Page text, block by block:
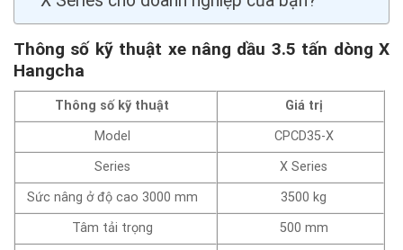
Thông số kỹ thuật xe nâng dầu 3.5 tấn dòng X
Hangcha
Thông số kỹ thuật
Giá trị
Model
CPCD35-X
Series
X Series
Sức nâng ở độ cao 3000 mm
3500 kg
Tâm tải trọng
500 mm